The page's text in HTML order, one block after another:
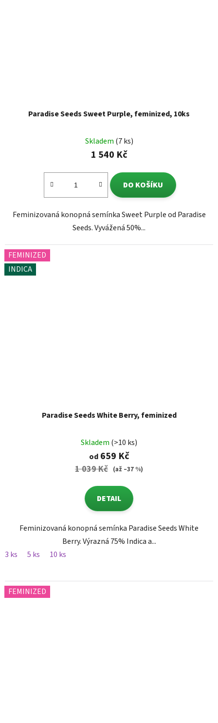
Paradise Seeds Sweet Purple, feminized, 10ks
Skladem (7 ks)
1 540 Kč
DO KOŠÍKU
Feminizovaná konopná semínka Sweet Purple od Paradise
Seeds. Vyvážená 50%...
FEMINIZED
INDICA
Paradise Seeds White Berry, feminized
Skladem (>10 ks)
od659 Kč
1 039 Kč (až –37 %)
DETAIL
Feminizovaná konopná semínka Paradise Seeds White
Berry. Výrazná 75% Indica a...
3 ks
5 ks 10 ks
FEMINIZED